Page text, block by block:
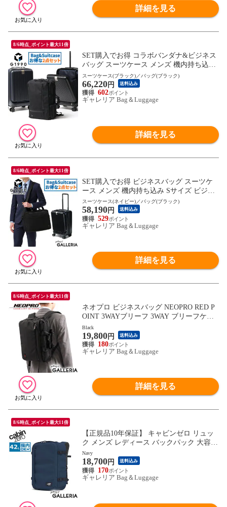
詳細を見る
8/6時点_ポイント最大11倍
SET購入でお得 コラボバンダナ&ビジネス
バッグ スーツケース メンズ 機内持ち込み
Sサイズ ビジネス G1990 COMMUTE 3WAY
BRIEFCASE JOURNEY 32L ビジネスリュ
ック ノートPC ショルダー 大容量 50代 40
代 ブランド
スーツケース(ブラック)／バッグ(ブラック)
66,220円 送料込み
602
ギャレリア Bag＆Luggage
詳細を見る
8/6時点_ポイント最大11倍
SET購入でお得 ビジネスバッグ スーツケ
ース メンズ 機内持ち込み Sサイズ ビジネ
ス G1990 COMMUTE コミュート 2WAY BR
IEFCASE JOURNEY ジャーニー 32L ノー
トPC ショルダー
スーツケース(ネイビー)／バッグ(ブラック)
58,190円 送料込み
529
ギャレリア Bag＆Luggage
詳細を見る
8/6時点_ポイント最大11倍
ネオプロ ビジネスバッグ NEOPRO RED P
OINT 3WAYブリーフ 3WAY ブリーフケー
ス A4 B4 リュック バッグ ビジネスリュッ
ク 2層 通勤 PC 13.3インチ タブレット 通勤
リュック ビジネス 通勤バッグ 出張 メンズ
2-118
Black
19,800円 送料込み
180
ギャレリア Bag＆Luggage
詳細を見る
8/6時点_ポイント最大11倍
【正規品10年保証】 キャビンゼロ リュッ
ク メンズ レディース バックパック 大容量
CABINZERO ブランド 旅行 リュックサッ
ク 大きめ A3 B4 A4 機内持ち込み 手持ち
撥水 オコバン Okoban 軽量 CLASSIC PLUS
42L
Navy
18,700円 送料込み
170
ギャレリア Bag＆Luggage